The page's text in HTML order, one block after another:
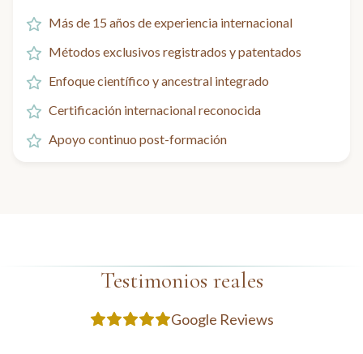
Más de 15 años de experiencia internacional
Métodos exclusivos registrados y patentados
Enfoque científico y ancestral integrado
Certificación internacional reconocida
Apoyo continuo post-formación
Testimonios reales
Google Reviews